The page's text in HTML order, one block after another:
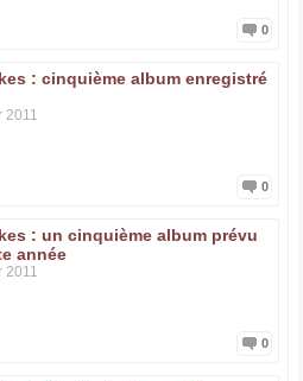
0
: cinquième album enregistré
2011
0
: un cinquième album prévu
année
2011
0